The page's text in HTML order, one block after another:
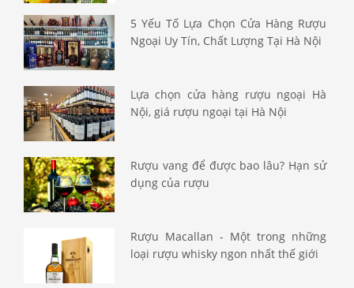
5 Yếu Tố Lựa Chọn Cửa Hàng Rượu
Ngoại Uy Tín, Chất Lượng Tại Hà Nội
Lựa chọn cửa hàng rượu ngoại Hà
Nội, giá rượu ngoại tại Hà Nội
Rượu vang để được bao lâu? Hạn sử
dụng của rượu
Rượu Macallan - Một trong những
loại rượu whisky ngon nhất thế giới